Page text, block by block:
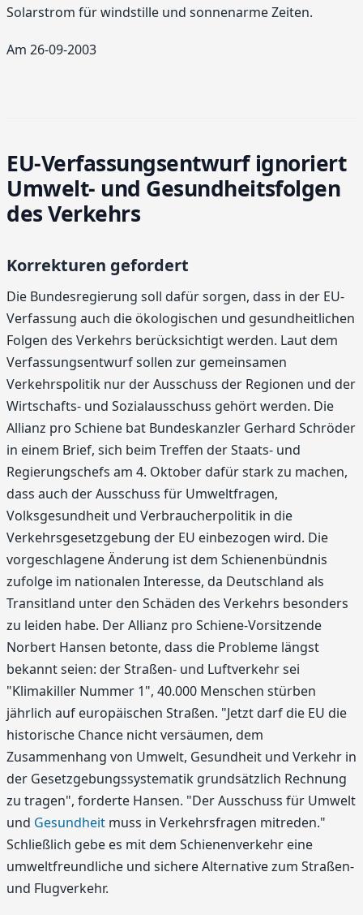
Solarstrom für windstille und sonnenarme Zeiten.
Am 26-09-2003
EU-Verfassungsentwurf ignoriert
Umwelt- und Gesundheitsfolgen
des Verkehrs
Korrekturen gefordert
Die Bundesregierung soll dafür sorgen, dass in der EU-
Verfassung auch die ökologischen und gesundheitlichen
Folgen des Verkehrs berücksichtigt werden. Laut dem
Verfassungsentwurf sollen zur gemeinsamen
Verkehrspolitik nur der Ausschuss der Regionen und der
Wirtschafts- und Sozialausschuss gehört werden. Die
Allianz pro Schiene bat Bundeskanzler Gerhard Schröder
in einem Brief, sich beim Treffen der Staats- und
Regierungschefs am 4. Oktober dafür stark zu machen,
dass auch der Ausschuss für Umweltfragen,
Volksgesundheit und Verbraucherpolitik in die
Verkehrsgesetzgebung der EU einbezogen wird. Die
vorgeschlagene Änderung ist dem Schienenbündnis
zufolge im nationalen Interesse, da Deutschland als
Transitland unter den Schäden des Verkehrs besonders
zu leiden habe. Der Allianz pro Schiene-Vorsitzende
Norbert Hansen betonte, dass die Probleme längst
bekannt seien: der Straßen- und Luftverkehr sei
"Klimakiller Nummer 1", 40.000 Menschen stürben
jährlich auf europäischen Straßen. "Jetzt darf die EU die
historische Chance nicht versäumen, dem
Zusammenhang von Umwelt, Gesundheit und Verkehr in
der Gesetzgebungssystematik grundsätzlich Rechnung
zu tragen", forderte Hansen. "Der Ausschuss für Umwelt
und Gesundheit muss in Verkehrsfragen mitreden."
Schließlich gebe es mit dem Schienenverkehr eine
umweltfreundliche und sichere Alternative zum Straßen-
und Flugverkehr.